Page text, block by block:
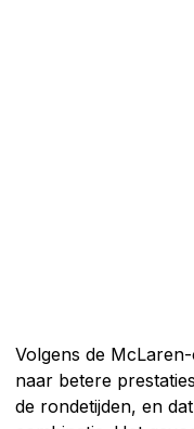
Volgens de
naar betere
de rondetijden, en